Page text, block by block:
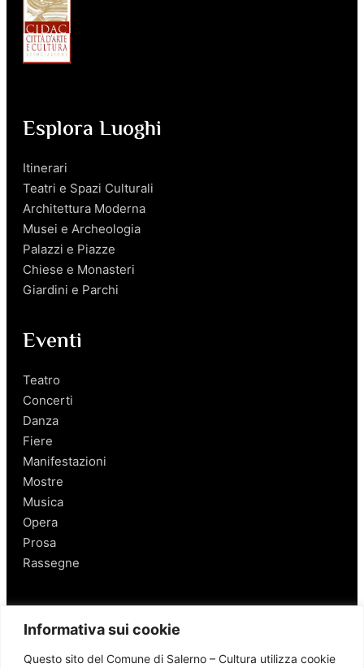
Informativa sui cookie
Questo sito del Comune di Salerno – Cultura utilizza cookie
Esplora Luoghi
Itinerari
Teatri e Spazi Culturali
Architettura Moderna
Musei e Archeologia
Palazzi e Piazze
Chiese e Monasteri
Giardini e Parchi
Eventi
Teatro
Concerti
Danza
Fiere
Manifestazioni
Mostre
Musica
Opera
Prosa
Rassegne
Salerno
Personaggi